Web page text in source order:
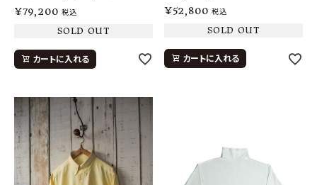
¥79,200 税込
SOLD OUT
カートに入れる
¥52,800 税込
SOLD OUT
カートに入れる